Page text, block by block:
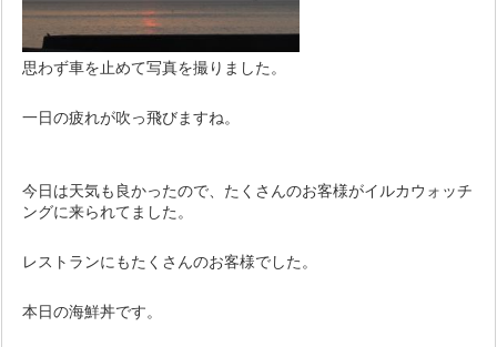
思わず車を止めて写真を撮りました。
一日の疲れが吹っ飛びますね。
今日は天気も良かったので、たくさんのお客様がイルカウォッチ
ングに来られてました。
レストランにもたくさんのお客様でした。
本日の海鮮丼です。